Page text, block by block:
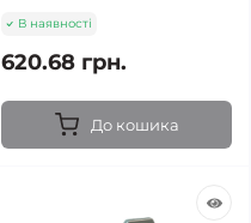
В наявності
620.68 грн.
До кошика